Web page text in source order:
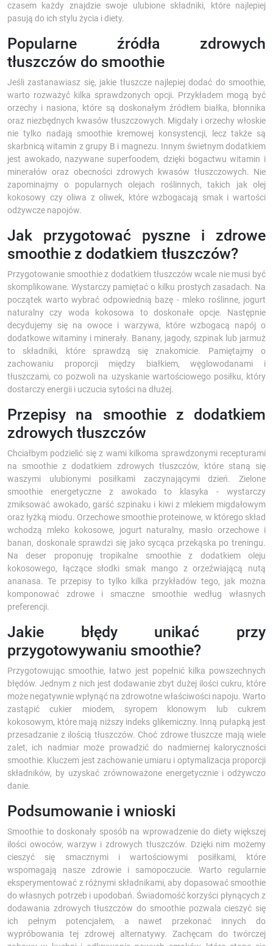
czasem każdy znajdzie swoje ulubione składniki, które najlepiej
pasują do ich stylu życia i diety.
Popularne źródła zdrowych
tłuszczów do smoothie
Jeśli zastanawiasz się, jakie tłuszcze najlepiej dodać do smoothie,
warto rozważyć kilka sprawdzonych opcji. Przykładem mogą być
orzechy i nasiona, które są doskonałym źródłem białka, błonnika
oraz niezbędnych kwasów tłuszczowych. Migdały i orzechy włoskie
nie tylko nadają smoothie kremowej konsystencji, lecz także są
skarbnicą witamin z grupy B i magnezu. Innym świetnym dodatkiem
jest awokado, nazywane superfoodem, dzięki bogactwu witamin i
minerałów oraz obecności zdrowych kwasów tłuszczowych. Nie
zapominajmy o popularnych olejach roślinnych, takich jak olej
kokosowy czy oliwa z oliwek, które wzbogacają smak i wartości
odżywcze napojów.
Jak przygotować pyszne i zdrowe
smoothie z dodatkiem tłuszczów?
Przygotowanie smoothie z dodatkiem tłuszczów wcale nie musi być
skomplikowane. Wystarczy pamiętać o kilku prostych zasadach. Na
początek warto wybrać odpowiednią bazę - mleko roślinne, jogurt
naturalny czy woda kokosowa to doskonałe opcje. Następnie
decydujemy się na owoce i warzywa, które wzbogacą napój o
dodatkowe witaminy i minerały. Banany, jagody, szpinak lub jarmuż
to składniki, które sprawdzą się znakomicie. Pamiętajmy o
zachowaniu proporcji między białkiem, węglowodanami i
tłuszczami, co pozwoli na uzyskanie wartościowego posiłku, który
dostarczy energii i uczucia sytości na dłużej.
Przepisy na smoothie z dodatkiem
zdrowych tłuszczów
Chciałbym podzielić się z wami kilkoma sprawdzonymi recepturami
na smoothie z dodatkiem zdrowych tłuszczów, które staną się
waszymi ulubionymi posiłkami zaczynającymi dzień. Zielone
smoothie energetyczne z awokado to klasyka - wystarczy
zmiksować awokado, garść szpinaku i kiwi z mlekiem migdałowym
oraz łyżką miodu. Orzechowe smoothie proteinowe, w którego skład
wchodzą mleko kokosowe, jogurt naturalny, masło orzechowe i
banan, doskonale sprawdzi się jako sycąca przekąska po treningu.
Na deser proponuję tropikalne smoothie z dodatkiem oleju
kokosowego, łączące słodki smak mango z orzeźwiającą nutą
ananasa. Te przepisy to tylko kilka przykładów tego, jak można
komponować zdrowe i smaczne smoothie według własnych
preferencji.
Jakie błędy unikać przy
przygotowywaniu smoothie?
Przygotowując smoothie, łatwo jest popełnić kilka powszechnych
błędów. Jednym z nich jest dodawanie zbyt dużej ilości cukru, które
może negatywnie wpłynąć na zdrowotne właściwości napoju. Warto
zastąpić cukier miodem, syropem klonowym lub cukrem
kokosowym, które mają niższy indeks glikemiczny. Inną pułapką jest
przesadzanie z ilością tłuszczów. Choć zdrowe tłuszcze mają wiele
zalet, ich nadmiar może prowadzić do nadmiernej kaloryczności
smoothie. Kluczem jest zachowanie umiaru i optymalizacja proporcji
składników, by uzyskać zrównoważone energetycznie i odżywczo
danie.
Podsumowanie i wnioski
Smoothie to doskonały sposób na wprowadzenie do diety większej
ilości owoców, warzyw i zdrowych tłuszczów. Dzięki nim możemy
cieszyć się smacznymi i wartościowymi posiłkami, które
wspomagają nasze zdrowie i samopoczucie. Warto regularnie
eksperymentować z różnymi składnikami, aby dopasować smoothie
do własnych potrzeb i upodobań. Świadomość korzyści płynących z
dodawania zdrowych tłuszczów do smoothie pozwala cieszyć się
ich pełnym potencjałem, a nawet przekonać innych do
wypróbowania tej zdrowej alternatywy. Zachęcam do twórczej